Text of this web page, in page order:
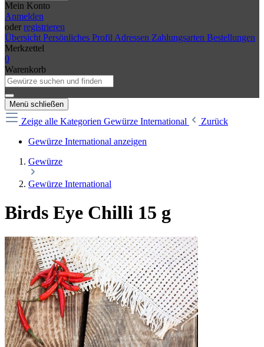
Mein Konto
Anmelden
oder registrieren
Übersicht Persönliches Profil Adressen Zahlungsarten Bestellungen
Merkzettel
0
Warenkorb
Menü schließen
Zeige alle Kategorien Gewürze International
Zurück
Gewürze International anzeigen
Gewürze
Gewürze International
Birds Eye Chilli 15 g